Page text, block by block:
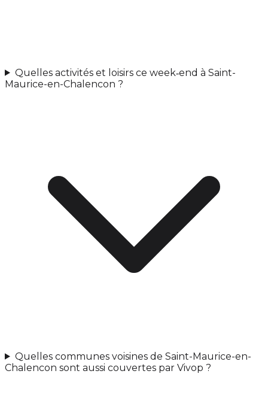
Quelles activités et loisirs ce week‑end à Saint-
Maurice-en-Chalencon ?
Quelles communes voisines de Saint-Maurice-en-
Chalencon sont aussi couvertes par Vivop ?